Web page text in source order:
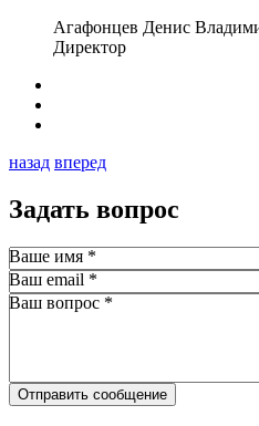
Агафонцев Денис
Директор
назад вперед
Задать вопрос
Ваше имя *
Ваш email *
Ваш вопрос *
Отправить сообщение